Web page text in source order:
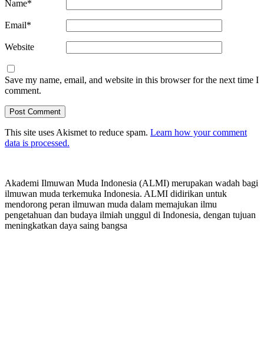
Name*
Email*
Website
Save my name, email, and website in this browser for the next time I
comment.
This site uses Akismet to reduce spam. Learn how your comment
data is processed.
Akademi Ilmuwan Muda Indonesia (ALMI) merupakan wadah bagi
ilmuwan muda terkemuka Indonesia. ALMI didirikan untuk
mendorong peran ilmuwan muda dalam memajukan ilmu
pengetahuan dan budaya ilmiah unggul di Indonesia, dengan tujuan
meningkatkan daya saing bangsa